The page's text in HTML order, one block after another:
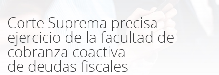
Corte Suprema precisa
ejercicio de la facultad de
cobranza coactiva
de deudas fiscales
Más Cursos